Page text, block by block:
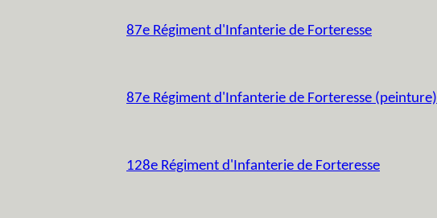
87e Régiment d'Infanterie de Forteresse
87e Régiment d'Infanterie de Forteresse (peinture)
128e Régiment d'Infanterie de Forteresse